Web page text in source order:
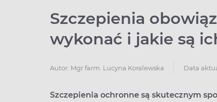
Szczepienia
wykonać i jakie są
Autor: Mgr farm. Lucyna Koralewska Data
Szczepienia ochronne są skutecznym